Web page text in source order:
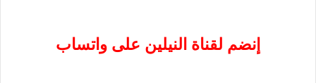
إنضم لقناة النيلين على واتساب